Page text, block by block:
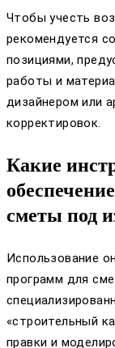
Чтобы учесть
рекомендуется
позициями,
работы и
дизайнером или
корректировок.
Какие
сметы под
Использование
программ для
«строительный
правки и